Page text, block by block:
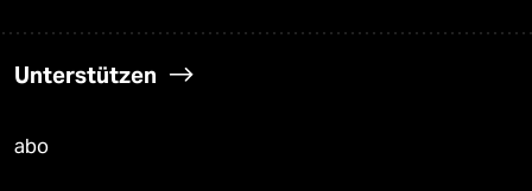
Unterstützen
abo